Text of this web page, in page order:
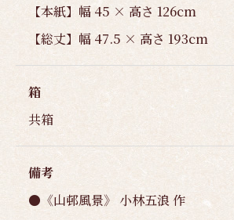
【本紙】幅 45 × 高さ 126cm
【総丈】幅 47.5 × 高さ 193cm
箱
共箱
備考
●《山邨風景》 小林五浪 作